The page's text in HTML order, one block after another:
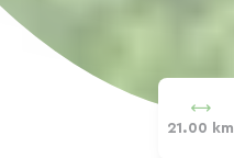
21.00 km